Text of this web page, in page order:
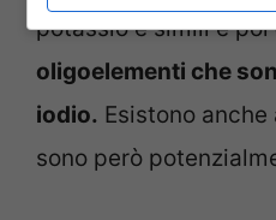
potassio e simili e poi
oligoelementi che
iodio. Esistono
sono però